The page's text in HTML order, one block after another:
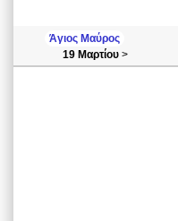
Άγιος Μαύρος
19 Μαρτίου >